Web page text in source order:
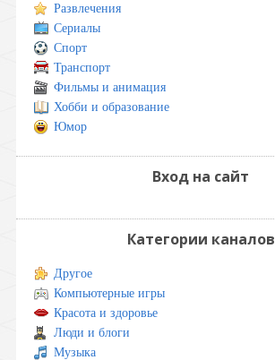
Развлечения
Сериалы
Спорт
Транспорт
Фильмы и анимация
Хобби и образование
Юмор
Вход на сайт
Категории каналов
Другое
Компьютерные игры
Красота и здоровье
Люди и блоги
Музыка